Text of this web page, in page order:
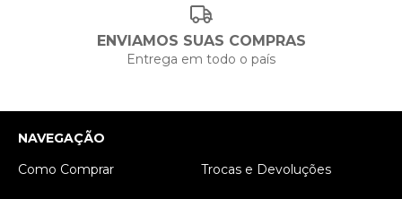
ENVIAMOS SUAS COMPRAS
Entrega em todo o país
NAVEGAÇÃO
Como Comprar
Trocas e Devoluções